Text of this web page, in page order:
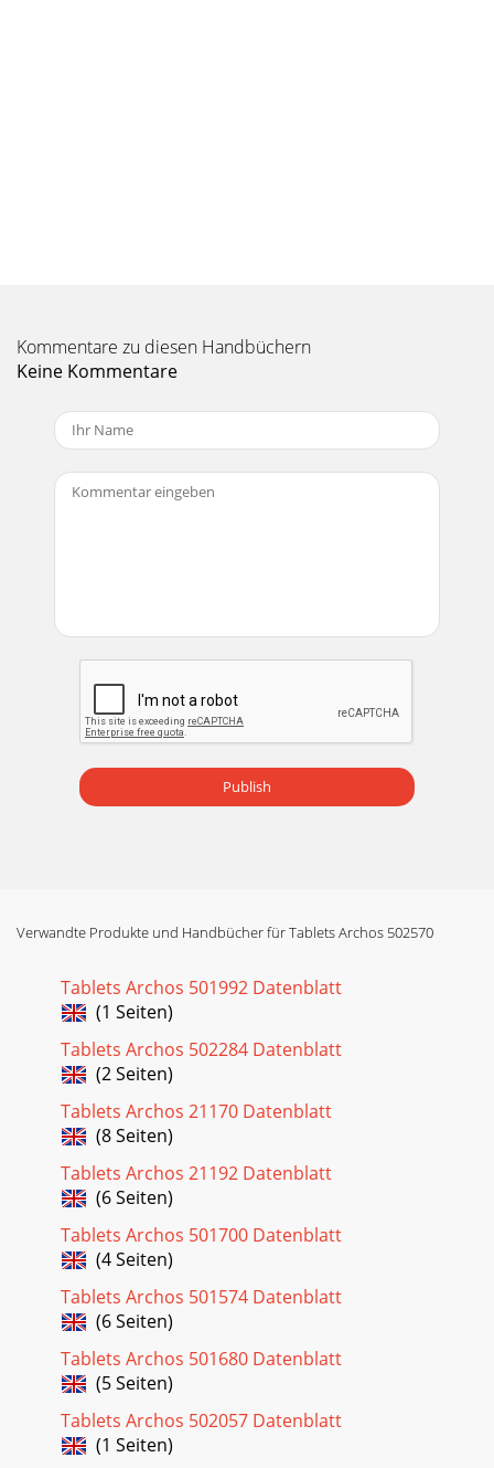
Kommentare zu diesen Handbüchern
Keine Kommentare
Publish
Verwandte Produkte und Handbücher für Tablets Archos 502570
Tablets Archos 501992 Datenblatt
(1 Seiten)
Tablets Archos 502284 Datenblatt
(2 Seiten)
Tablets Archos 21170 Datenblatt
(8 Seiten)
Tablets Archos 21192 Datenblatt
(6 Seiten)
Tablets Archos 501700 Datenblatt
(4 Seiten)
Tablets Archos 501574 Datenblatt
(6 Seiten)
Tablets Archos 501680 Datenblatt
(5 Seiten)
Tablets Archos 502057 Datenblatt
(1 Seiten)